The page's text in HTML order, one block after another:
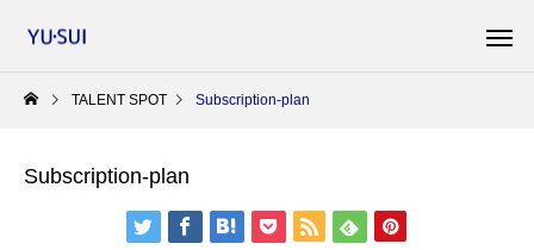
TALENT SPOT Subscription-plan
Subscription-plan